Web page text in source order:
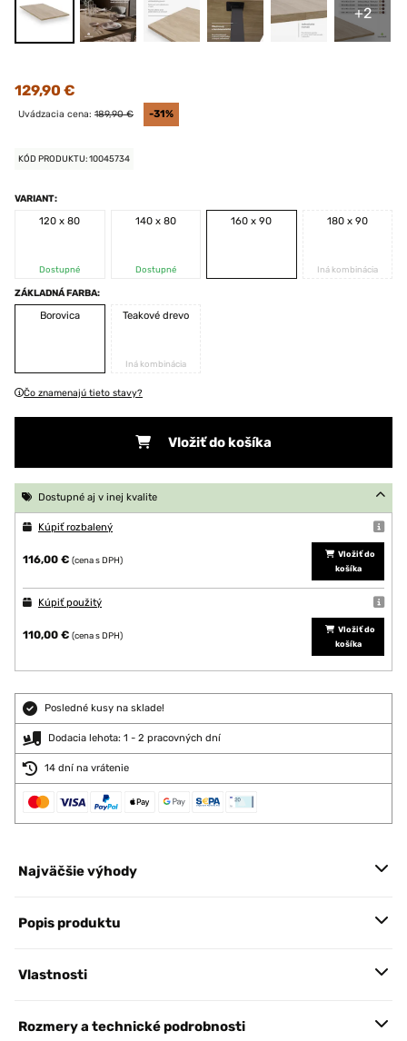
+2
129,90 €
Uvádzacia cena: 189,90 € -31%
KÓD PRODUKTU: 10045734
VARIANT:
120 x 80
Dostupné
140 x 80
Dostupné
160 x 90 180 x 90
Iná kombinácia
ZÁKLADNÁ FARBA:
Borovica
Teakové drevo
Iná kombinácia
Čo znamenajú tieto stavy?
Vložiť do košíka
Dostupné aj v inej kvalite
Kúpiť rozbalený
116,00 € (cena s DPH)
Vložiť do
košíka
Kúpiť použitý
110,00 € (cena s DPH)
Vložiť do
košíka
Posledné kusy na sklade!
Dodacia lehota: 1 - 2 pracovných dní
14 dní na vrátenie
Najväčšie výhody
Popis produktu
Vlastnosti
Rozmery a technické podrobnosti